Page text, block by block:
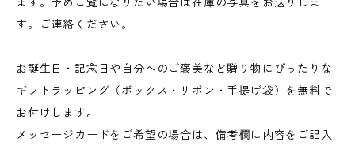
す。ご連絡ください。
お誕生日・記念日や自分へのご褒美など贈り物にぴったりな
ギフトラッピング（ボックス・リボン・手提げ袋）を無料で
お付けします。
メッセージカードをご希望の場合は、備考欄に内容をご記入